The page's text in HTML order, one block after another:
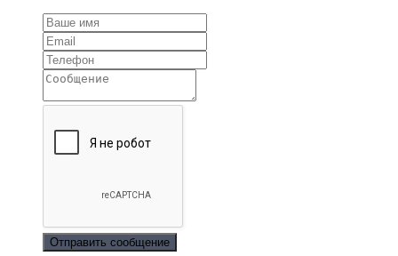
Отправить сообщение